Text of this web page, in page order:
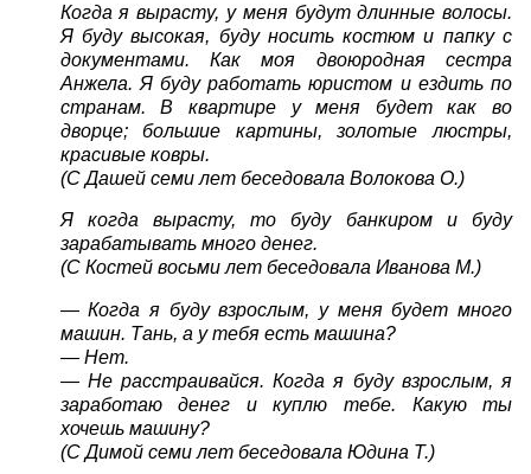
Когда я вырасту, у меня будут длинные волосы.
Я буду высокая, буду носить костюм и папку с
документами. Как моя двоюродная сестра
Анжела. Я буду работать юристом и ездить по
странам. В квартире у меня будет как во
дворце; большие картины, золотые люстры,
красивые ковры.
(С Дашей семи лет беседовала Волокова О.)
Я когда вырасту, то буду банкиром и буду
зарабатывать много денег.
(С Костей восьми лет беседовала Иванова М.)
— Когда я буду взрослым, у меня будет много
машин. Тань, а у тебя есть машина?
— Нет.
— Не расстраивайся. Когда я буду взрослым, я
заработаю денег и куплю тебе. Какую ты
хочешь машину?
(С Димой семи лет беседовала Юдина Т.)